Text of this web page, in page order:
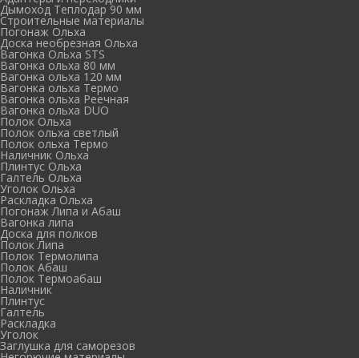
Дымоход Теплодар 90 мм
Cтроительные материалы
Погонаж Ольха
Доска необрезная Ольха
Вагонка Ольха STS
Вагонка ольха 80 мм
Вагонка ольха 120 мм
Вагонка ольха Термо
Вагонка ольха Реечная
Вагонка ольха DUO
Полок Ольха
Полок ольха светлый
Полок ольха Термо
Наличник Ольха
Плинтус Ольха
Галтель Ольха
Уголок Ольха
Раскладка Ольха
Погонаж Липа и Абаш
Вагонка липа
Доска для полков
Полок Липа
Полок Термолипа
Полок Абаш
Полок Термоабаш
Наличник
Плинтус
Галтель
Раскладка
Уголок
Заглушка для саморезов